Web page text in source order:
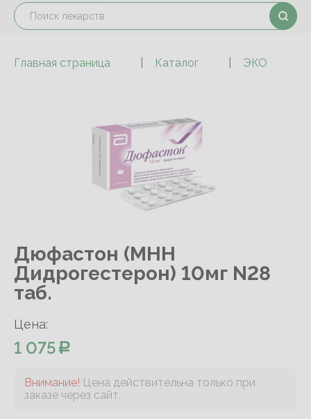
Главная страница Каталог ЭКО
Дюфастон (МНН
Дидрогестерон) 10мг N28
таб.
Цена:
1 075
Внимание! Цена действительна только при
заказе через сайт.